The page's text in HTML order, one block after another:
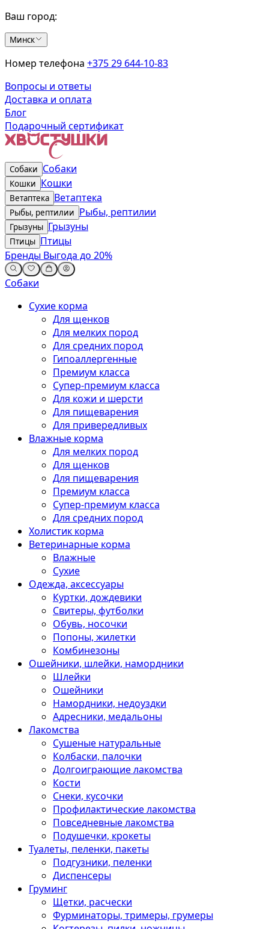
Ваш город:
Минск
Номер телефона +375 29 644-10-83
Вопросы и ответы
Доставка и оплата
Блог
Подарочный сертификат
Собаки Собаки
Кошки Кошки
Ветаптека Ветаптека
Рыбы, рептилии Рыбы, рептилии
Грызуны Грызуны
Птицы Птицы
Бренды Выгода до 20%
Собаки
Сухие корма
Для щенков
Для мелких пород
Для средних пород
Гипоаллергенные
Премиум класса
Супер-премиум класса
Для кожи и шерсти
Для пищеварения
Для привередливых
Влажные корма
Для мелких пород
Для щенков
Для пищеварения
Премиум класса
Супер-премиум класса
Для средних пород
Холистик корма
Ветеринарные корма
Влажные
Сухие
Одежда, аксессуары
Куртки, дождевики
Свитеры, футболки
Обувь, носочки
Попоны, жилетки
Комбинезоны
Ошейники, шлейки, намордники
Шлейки
Ошейники
Намордники, недоуздки
Адресники, медальоны
Лакомства
Сушеные натуральные
Колбаски, палочки
Долгоиграющие лакомства
Кости
Снеки, кусочки
Профилактические лакомства
Повседневные лакомства
Подушечки, крокеты
Туалеты, пеленки, пакеты
Подгузники, пеленки
Диспенсеры
Груминг
Щетки, расчески
Фурминаторы, тримеры, грумеры